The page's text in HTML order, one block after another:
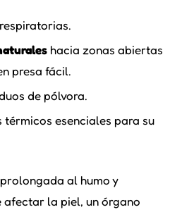
hacia zonas abiertas
presa fácil.
de pólvora.
esenciales para su
al humo y
afectar la piel, un órgano